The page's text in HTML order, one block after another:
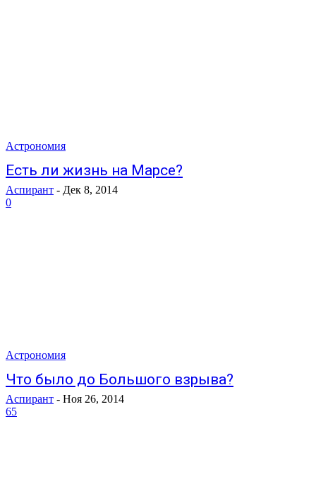
Астрономия
Есть ли жизнь на Марсе?
Аспирант - Дек 8, 2014
0
Астрономия
Что было до Большого взрыва?
Аспирант - Ноя 26, 2014
65